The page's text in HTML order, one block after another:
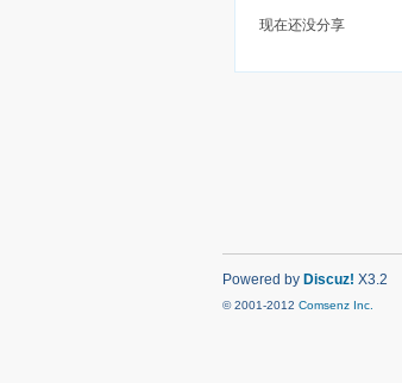
现在还没分享
Powered by Discuz! X3.2
© 2001-2012 Comsenz Inc.